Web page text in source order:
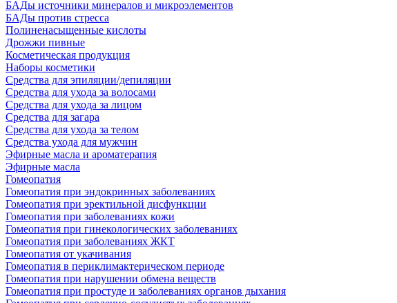
БАДы источники минералов и микроэлементов
БАДы против стресса
Полиненасыщенные кислоты
Дрожжи пивные
Косметическая продукция
Наборы косметики
Средства для эпиляции/депиляции
Средства для ухода за волосами
Средства для ухода за лицом
Средства для загара
Средства для ухода за телом
Средства ухода для мужчин
Эфирные масла и ароматерапия
Эфирные масла
Гомеопатия
Гомеопатия при эндокринных заболеваниях
Гомеопатия при эректильной дисфункции
Гомеопатия при заболеваниях кожи
Гомеопатия при гинекологических заболеваниях
Гомеопатия при заболеваниях ЖКТ
Гомеопатия от укачивания
Гомеопатия в периклимактерическом периоде
Гомеопатия при нарушении обмена веществ
Гомеопатия при простуде и заболеваниях органов дыхания